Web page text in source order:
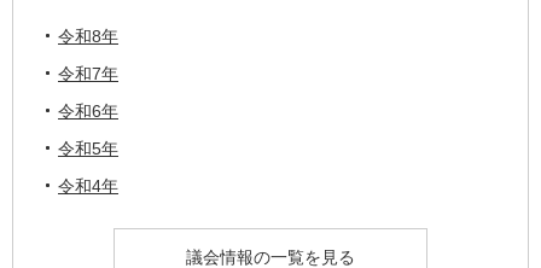
令和8年
令和7年
令和6年
令和5年
令和4年
議会情報の一覧を見る